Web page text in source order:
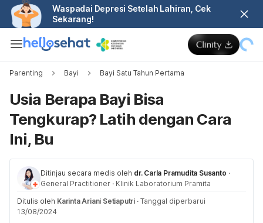
Waspadai Depresi Setelah Lahiran, Cek
Sekarang!
Parenting Bayi Bayi Satu Tahun Pertama
Usia Berapa Bayi Bisa
Tengkurap? Latih dengan Cara
Ini, Bu
Ditinjau secara medis oleh dr. Carla Pramudita Susanto ·
General Practitioner · Klinik Laboratorium Pramita
Ditulis oleh Karinta Ariani Setiaputri · Tanggal diperbarui
13/08/2024